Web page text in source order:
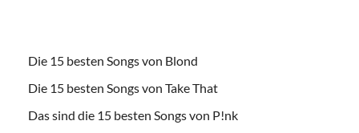
Die 15 besten Songs von Blond
Die 15 besten Songs von Take That
Das sind die 15 besten Songs von P!nk